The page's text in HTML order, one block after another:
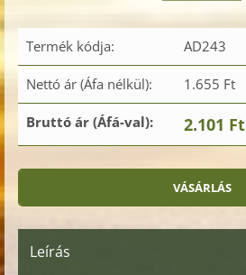
Termék kódja: AD243
Nettó ár (Áfa nélkül): 1.655 Ft
Bruttó ár (Áfá-val): 2.101 Ft
Leírás